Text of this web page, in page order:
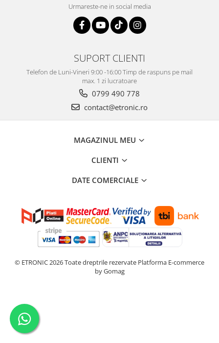
Urmareste-ne in social media
SUPORT CLIENTI
Telefon de Luni-Vineri 9:00 -16:00 Timp de raspuns pe mail
max. 1 zi lucratoare
0799 490 778
contact@etronic.ro
MAGAZINUL MEU
CLIENTI
DATE COMERCIALE
© ETRONIC 2026 Toate dreptrile rezervate Platforma E-commerce
by Gomag